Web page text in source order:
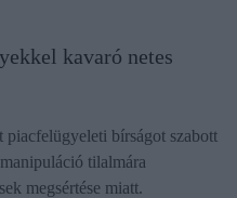
kavaró netes
bírságot szabott
tilalmára
megsértése miatt.